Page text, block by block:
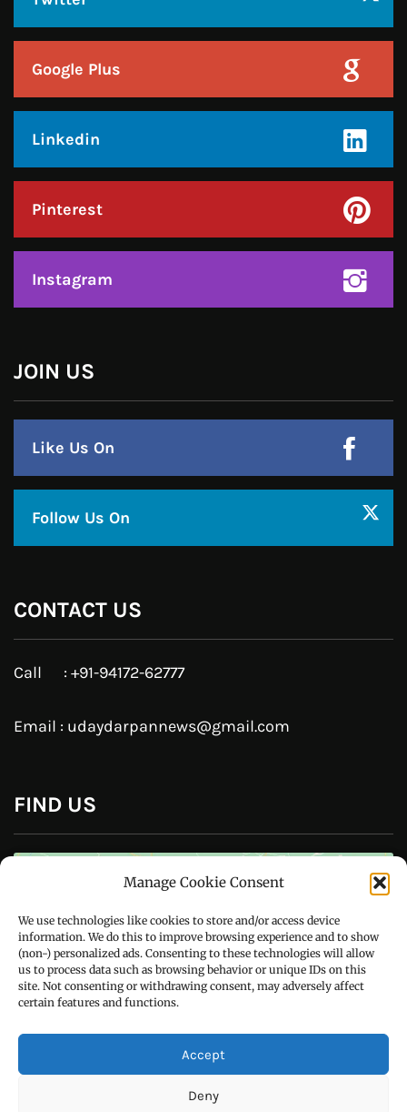
Manage Cookie Consent
We use technologies like cookies to store and/or access device
information. We do this to improve browsing experience and to show
(non-) personalized ads. Consenting to these technologies will allow
us to process data such as browsing behavior or unique IDs on this
site. Not consenting or withdrawing consent, may adversely affect
certain features and functions.
Accept
Deny
हमसे जुड़े !!
Facebook
Twitter
Google Plus
Pinterest
Instagram
Follow Us On
Call : +91-94172-62777
Email : udaydarpannews@gmail.com